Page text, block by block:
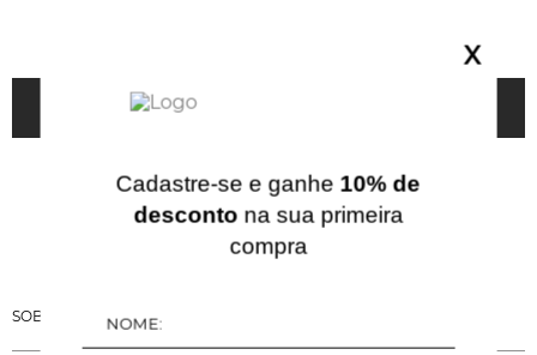
X
Cadastre-se e ganhe 10% de
desconto na sua primeira
compra
ADICIONAR À SACOLA
SOBRE ESSA PEÇA